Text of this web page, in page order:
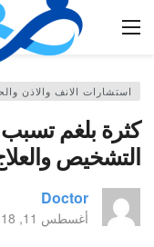
استشارات الانف والاذن
كثرة بلغم
التشخيص
Doctor
أغسطس 11, 2018